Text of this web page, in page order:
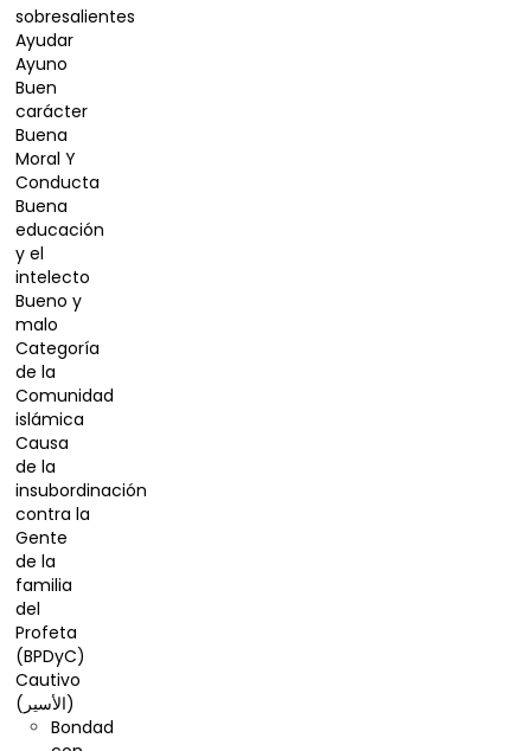
sobresalientes
Ayudar
Ayuno
Buen
carácter
Buena
Moral Y
Conducta
Buena
educación
y el
intelecto
Bueno y
malo
Categoría
de la
Comunidad
islámica
Causa
de la
insubordinación
contra la
Gente
de la
familia
del
Profeta
(BPDyC)
Cautivo
(الأسير)
Bondad